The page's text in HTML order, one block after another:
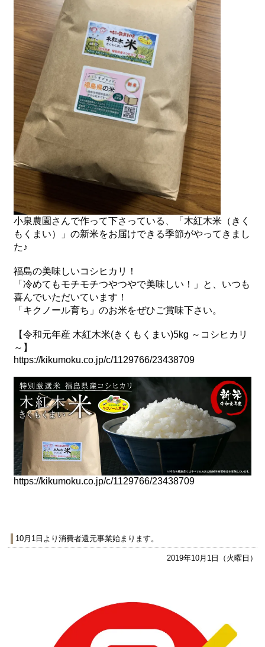
小泉農園さんで作って下さっている、「木紅木米（きく
もくまい）」の新米をお届けできる季節がやってきまし
た♪
福島の美味しいコシヒカリ！
「冷めてもモチモチつやつやで美味しい！」と、いつも
喜んでいただいています！
「キクノール育ち」のお米をぜひご賞味下さい。
【令和元年産 木紅木米(きくもくまい)5kg ～コシヒカリ
～】
https://kikumoku.co.jp/c/1129766/23438709
https://kikumoku.co.jp/c/1129766/23438709
10月1日より消費者還元事業始まります。
2019年10月1日（火曜日）